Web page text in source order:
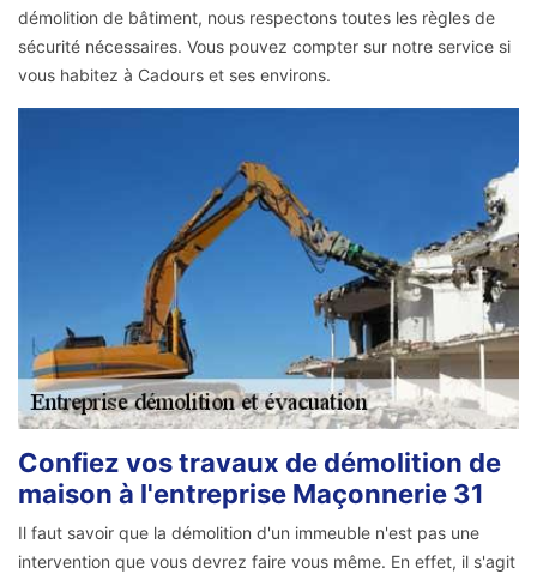
démolition de bâtiment, nous respectons toutes les règles de
sécurité nécessaires. Vous pouvez compter sur notre service si
vous habitez à Cadours et ses environs.
Confiez vos travaux de démolition de
maison à l'entreprise Maçonnerie 31
Il faut savoir que la démolition d'un immeuble n'est pas une
intervention que vous devrez faire vous même. En effet, il s'agit